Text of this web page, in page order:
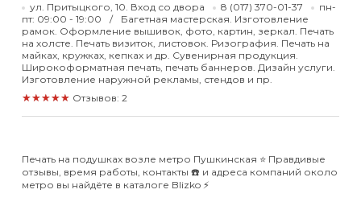
ул. Притыцкого, 10. Вход со двора 8 (017) 370-01-37
пн-
пт: 09:00 - 19:00
Багетная мастерская. Изготовление
рамок. Оформление вышивок, фото, картин, зеркал. Печать
на холсте. Печать визиток, листовок. Ризография. Печать на
майках, кружках, кепках и др. Сувенирная продукция.
Широкоформатная печать, печать баннеров. Дизайн услуги.
Изготовление наружной рекламы, стендов и пр.
★★★★★ Отзывов: 2
Печать на подушках возле метро Пушкинская ⭐️ Правдивые
отзывы, время работы, контакты ☎️ и адреса компаний около
метро вы найдёте в каталоге Blizko ⚡️